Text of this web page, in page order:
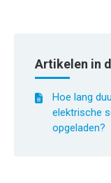
Artikelen in
Hoe lang
elektrische
opgeladen?